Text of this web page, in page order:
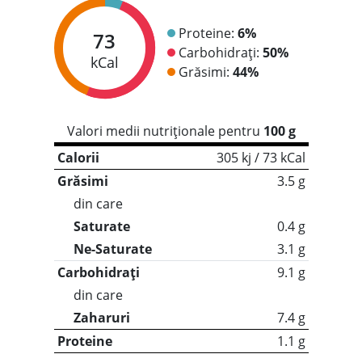
73
kCal
Proteine: 6%
Carbohidrați: 50%
Grăsimi: 44%
Valori medii nutriționale pentru 100 g
Calorii
305 kj / 73 kCal
Grăsimi
3.5 g
din care
Saturate
0.4 g
Ne-Saturate
3.1 g
Carbohidrați
9.1 g
din care
Zaharuri
7.4 g
Proteine
1.1 g